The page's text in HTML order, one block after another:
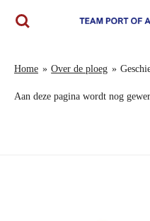
Ga
deHome » Over de ploeg »
Aan deze pagina wordt nog